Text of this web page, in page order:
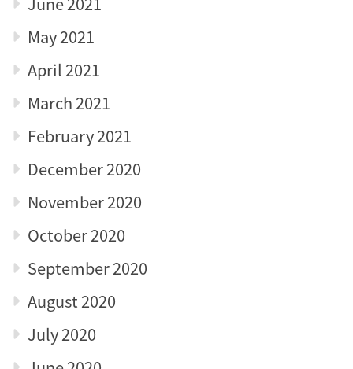
May 2021
April 2021
March 2021
February 2021
December 2020
November 2020
October 2020
September 2020
August 2020
July 2020